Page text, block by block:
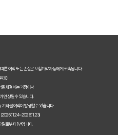
르면 후회? 진짜 중요한 차이점은?
B사 어디가 더 유리할까?
치면 후회할 3가지 체크리스트
에게 꼭 맞는 선택 기준은?
른 이익 또는 손실은 보험계약자 등에게 귀속됩니다.
호)
을 체결하는 과정에서
인상될 수 있습니다.
타 불이익이 발생할 수 있습니다.
일로부터 1년입니다.